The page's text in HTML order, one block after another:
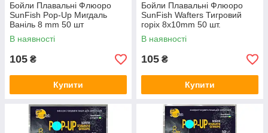
Бойли Плавальні Флюоро
SunFish Pop-Up Мигдаль
Ваніль 8 mm 50 шт
(SF220876)
В наявності
105 ₴
Купити
Бойли Плавальні Флюоро
SunFish Wafters Тигровий
горіх 8x10mm 50 шт.
В наявності
105 ₴
Купити